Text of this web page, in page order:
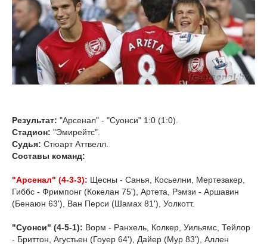
Результат: "Арсенал" - "Суонси" 1:0 (1:0).
Стадион: "Эмирейтс".
Судья: Стюарт Аттвелл.
Составы команд:
"Арсенал" (4-3-3): Щесны - Санья, Косьелни, Мертезакер,
Гиббс - Фримпонг (Кокелан 75'), Артета, Рэмзи - Аршавин
(Бенаюн 63'), Ван Перси (Шамах 81'), Уолкотт.
"Суонси" (4-5-1): Ворм - Ранхель, Колкер, Уильямс, Тейлор
- Бриттон, Агустьен (Гоуер 64'), Дайер (Мур 83'), Аллен